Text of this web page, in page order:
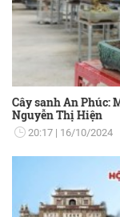
Cây sanh An Phúc:
Nguyễn Thị Hiện
20:17 16/10/2024